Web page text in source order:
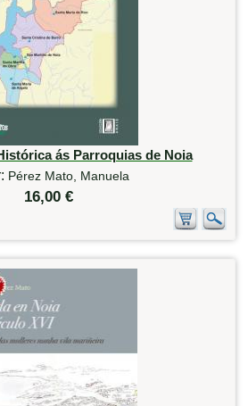
ás Parroquias de Noia
Pérez Mato, Manuela
16,00 €